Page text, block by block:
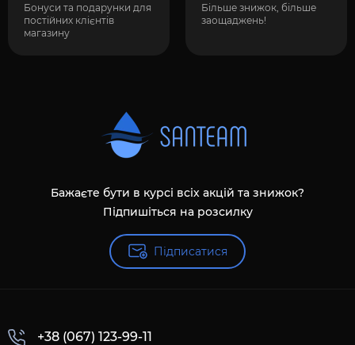
Бонуси та подарунки для
постійних клієнтів
магазину
Більше знижок, більше
заощаджень!
Бажаєте бути в курсі всіх акцій та знижок?
Підпишіться на розсилку
Підписатися
+38 (067) 123-99-11